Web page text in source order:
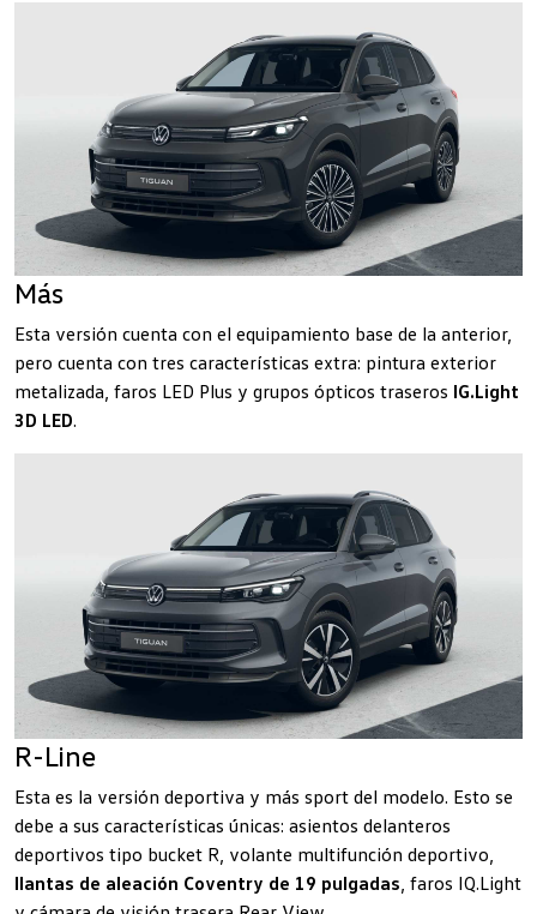
Más
Esta versión cuenta con el equipamiento base de la anterior,
pero cuenta con tres características extra: pintura exterior
metalizada, faros LED Plus y grupos ópticos traseros IG.Light
3D LED.
R-Line
Esta es la versión deportiva y más sport del modelo. Esto se
debe a sus características únicas: asientos delanteros
deportivos tipo bucket R, volante multifunción deportivo,
llantas de aleación Coventry de 19 pulgadas , faros IQ.Light